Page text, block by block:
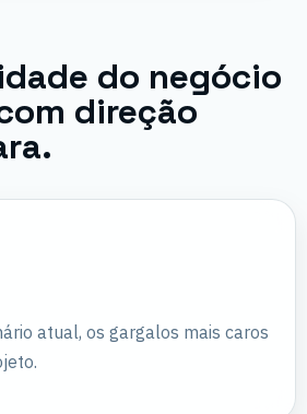
do negócio
direção
atual, os gargalos mais caros